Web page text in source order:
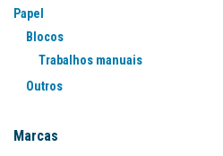
Papel
Blocos
Trabalhos manuais
Outros
Marcas